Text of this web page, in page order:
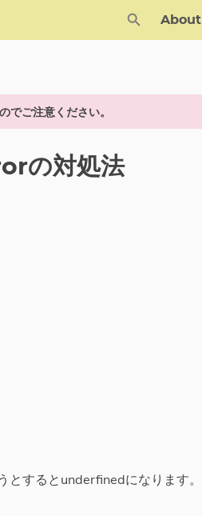
About
でご注意ください。
の対処法
とするとunderfinedになります。